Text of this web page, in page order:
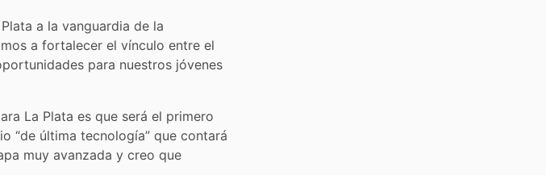
a la vanguardia de la
a fortalecer el vínculo entre el
para nuestros jóvenes
La Plata es que será el primero
“de última tecnología” que contará
muy avanzada y creo que